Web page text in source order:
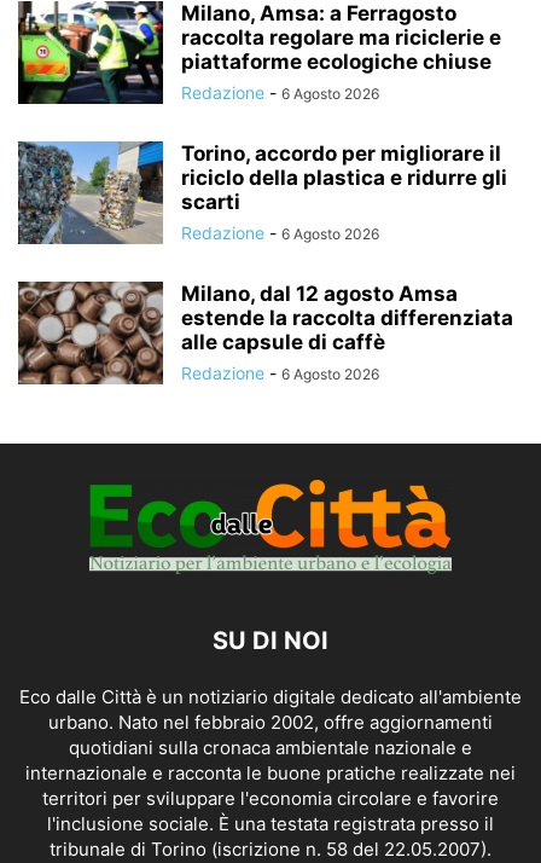
Milano, Amsa: a Ferragosto
raccolta regolare ma riciclerie e
piattaforme ecologiche chiuse
Redazione - 6 Agosto 2026
Torino, accordo per migliorare il
riciclo della plastica e ridurre gli
scarti
Redazione - 6 Agosto 2026
Milano, dal 12 agosto Amsa
estende la raccolta differenziata
alle capsule di caffè
Redazione - 6 Agosto 2026
SU DI NOI
Eco dalle Città è un notiziario digitale dedicato all'ambiente
urbano. Nato nel febbraio 2002, offre aggiornamenti
quotidiani sulla cronaca ambientale nazionale e
internazionale e racconta le buone pratiche realizzate nei
territori per sviluppare l'economia circolare e favorire
l'inclusione sociale. È una testata registrata presso il
tribunale di Torino (iscrizione n. 58 del 22.05.2007).